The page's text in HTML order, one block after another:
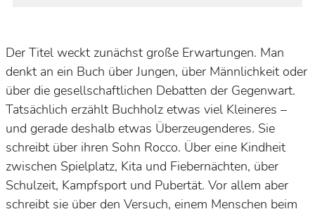
Der Titel weckt zunächst große Erwartungen. Man
denkt an ein Buch über Jungen, über Männlichkeit oder
über die gesellschaftlichen Debatten der Gegenwart.
Tatsächlich erzählt Buchholz etwas viel Kleineres –
und gerade deshalb etwas Überzeugenderes. Sie
schreibt über ihren Sohn Rocco. Über eine Kindheit
zwischen Spielplatz, Kita und Fiebernächten, über
Schulzeit, Kampfsport und Pubertät. Vor allem aber
schreibt sie über den Versuch, einem Menschen beim